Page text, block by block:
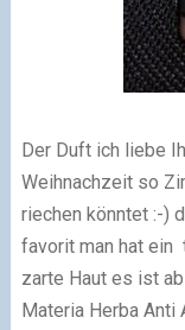
Der Duft ich liebe
Weihnachzeit so
riechen könntet :-)
favorit man hat ein
zarte Haut es ist
Materia Herba Anti